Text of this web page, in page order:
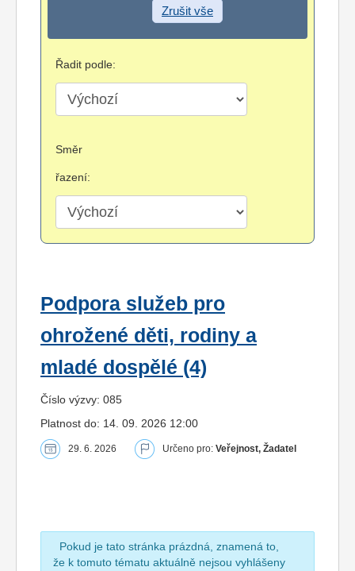
Zrušit vše
Řadit podle:
Směr
řazení:
Podpora služeb pro
ohrožené děti, rodiny a
mladé dospělé (4)
Číslo výzvy: 085
Platnost do: 14. 09. 2026 12:00
29. 6. 2026 Určeno pro: Veřejnost, Žadatel
Pokud je tato stránka prázdná, znamená to,
že k tomuto tématu aktuálně nejsou vyhlášeny